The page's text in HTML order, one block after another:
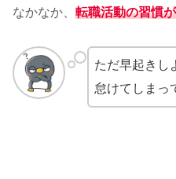
なかなか、 転職活動の習慣
ただ早起きし
怠けてしまっ